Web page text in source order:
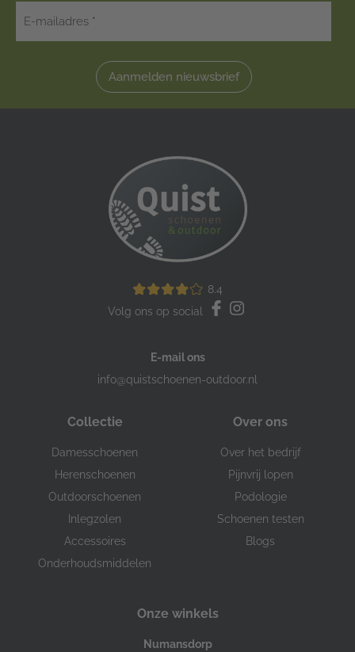
Aanmelden nieuwsbrief
8.4
Volg ons op social
E-mail ons
info@quistschoenen-outdoor.nl
Collectie
Damesschoenen
Herenschoenen
Outdoorschoenen
Inlegzolen
Accessoires
Onderhoudsmiddelen
Over ons
Over het bedrijf
Pijnvrij lopen
Podologie
Schoenen testen
Blogs
Onze winkels
Numansdorp